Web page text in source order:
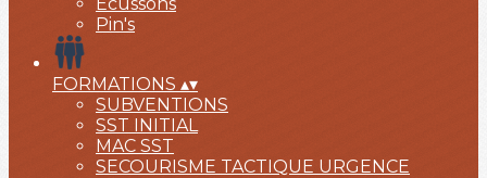
Pin's
FORMATIONS ▴▾
SUBVENTIONS
SST INITIAL
MAC SST
SECOURISME TACTIQUE URGENCE